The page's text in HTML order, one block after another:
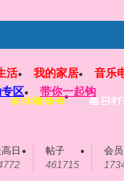
关注微信号 每日
活 我的家居
音乐
区 带你一起钩
日
帖子
461715
会员